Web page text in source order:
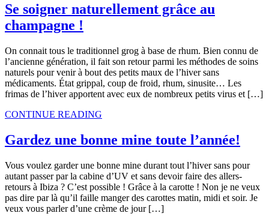
Se soigner naturellement grâce au
champagne !
On connait tous le traditionnel grog à base de rhum. Bien connu de
l’ancienne génération, il fait son retour parmi les méthodes de soins
naturels pour venir à bout des petits maux de l’hiver sans
médicaments. État grippal, coup de froid, rhum, sinusite… Les
frimas de l’hiver apportent avec eux de nombreux petits virus et […]
CONTINUE READING
Gardez une bonne mine toute l’année!
Vous voulez garder une bonne mine durant tout l’hiver sans pour
autant passer par la cabine d’UV et sans devoir faire des allers-
retours à Ibiza ? C’est possible ! Grâce à la carotte ! Non je ne veux
pas dire par là qu’il faille manger des carottes matin, midi et soir. Je
veux vous parler d’une crème de jour […]